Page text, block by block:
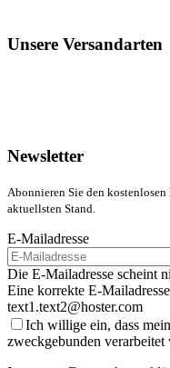
Unsere Versandarten
Newsletter
Abonnieren Sie den
aktuellsten Stand.
E-Mailadresse
Die E-Mailadresse scheint
Eine korrekte E-
text1.text2@hoster.com
Ich willige ein, dass
zweckgebunden verarbeitet